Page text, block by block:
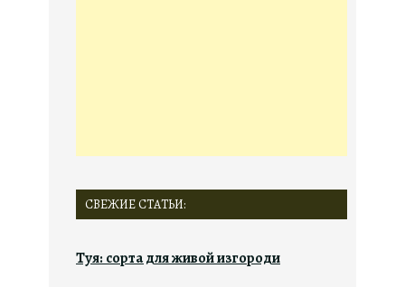
СВЕЖИЕ СТАТЬИ:
Туя: сорта для живой изгороди